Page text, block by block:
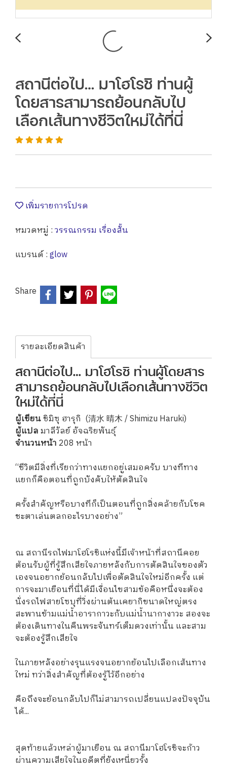
สถานีต่อไป… มาโฮโรชิ ท่านผู้
โดยสารสามารถย้อนกลับไป
เลือกเส้นทางชีวิตใหม่ได้ที่นี่
เพิ่มรายการโปรด
หมวดหมู่ :วรรณกรรม เรื่องสั้น
แบรนด์ :glow
Share
รายละเอียดสินค้า
สถานีต่อไป… มาโฮโรชิ ท่านผู้โดยสาร
สามารถย้อนกลับไปเลือกเส้นทางชีวิต
ใหม่ได้ที่นี่
ผู้เขียนชิมิซุ ฮารุกิ (清水 晴木 / Shimizu Haruki)
ผู้แปลมาลีวัลย์ อัจฉริยพันธุ์
จำนวนหน้า 208 หน้า
“ชีวิตมีสิ่งที่เรียกว่าทางแยกอยู่เสมอครับ บางทีทาง
แยกก็คือตอนที่ถูกบังคับให้ตัดสินใจ
ครั้งสำคัญหรือบางทีก็เป็นตอนที่ถูกสิ่งคล้ายกับโชค
ชะตาเล่นตลกอะไรบางอย่าง”
ณ สถานีรถไฟมาโฮโรชิแห่งนี้มีเจ้าหน้าที่สถานีคอย
ต้อนรับผู้ที่รู้สึกเสียใจภายหลังกับการตัดสินใจของตัว
เองจนอยากย้อนกลับไปเพื่อตัดสินใจใหม่อีกครั้ง แต่
การจะมาเยือนที่นี่ได้มีเงื่อนไขสามข้อคือหนึ่งจะต้อง
นั่งรถไฟสายโซบุที่วิ่งผ่านต้นเคยากิขนาดใหญ่ตรง
สะพานข้ามแม่น้ำอารากาวะกับแม่น้ำนากางาวะ สองจะ
ต้องเดินทางในคืนพระจันทร์เต็มดวงเท่านั้น และสาม
จะต้องรู้สึกเสียใจ
ในภายหลังอย่างรุนแรงจนอยากย้อนไปเลือกเส้นทาง
ใหม่ ทว่าสิ่งสำคัญที่ต้องรู้ไว้อีกอย่าง
คือถึงจะย้อนกลับไปก็ไม่สามารถเปลี่ยนแปลงปัจจุบัน
ได้...
สุดท้ายแล้วเหล่าผู้มาเยือน ณ สถานีมาโฮโรชิจะก้าว
ผ่านความเสียใจในอดีตที่ยังเหนี่ยวรั้ง